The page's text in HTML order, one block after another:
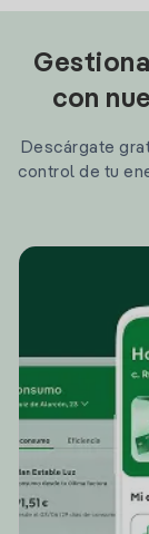
con
Descárgate
control de tu